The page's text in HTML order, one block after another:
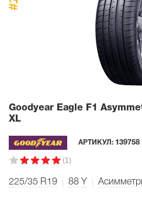
#1
Goodyear Eagle F1
XL
АРТИКУЛ: 139758
(1)
225/35 R19 88 Y